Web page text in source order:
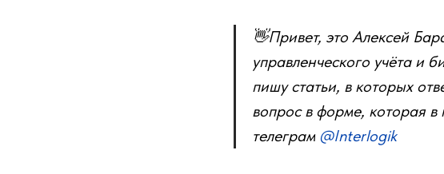
👋Привет, это Алексей
управленческого учёта и
пишу статьи, в которых
вопрос в форме, которая
телеграм @Interlogik